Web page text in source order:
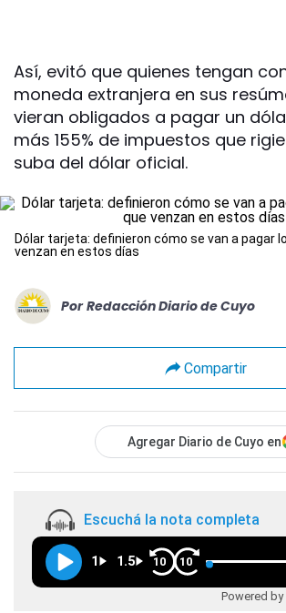
Así, evitó que quienes tengan
moneda extranjera en sus
vieran obligados a pagar un dólar
más 155% de impuestos que
suba del dólar oficial.
Dólar tarjeta: definieron cómo se van a pagar
venzan en estos días
Por Redacción Diario de Cuyo
Compartir
Agregar Diario de Cuyo en
Escuchá la nota completa
1 1.5 10 10
Powered